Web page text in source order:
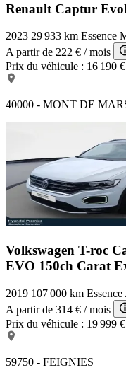
Renault Captur
2023 29 933 km Essence
A partir de 222 € / mois
Prix du véhicule : 16 190 €
40000 - MONT DE
Volkswagen T-roc
EVO 150ch Carat
2019 107 000 km Essence
A partir de 314 € / mois
Prix du véhicule : 19 999 €
59750 - FEIGNIES